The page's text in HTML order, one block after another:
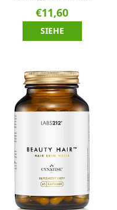
€11,60
SIEHE